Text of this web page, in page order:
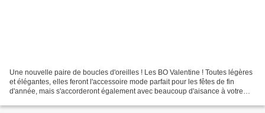
Une nouvelle paire de boucles d'oreilles ! Les BO Valentine ! Toutes légères
et élégantes, elles feront l'accessoire mode parfait pour les fêtes de fin
d'année, mais s'accorderont également avec beaucoup d'aisance à votre